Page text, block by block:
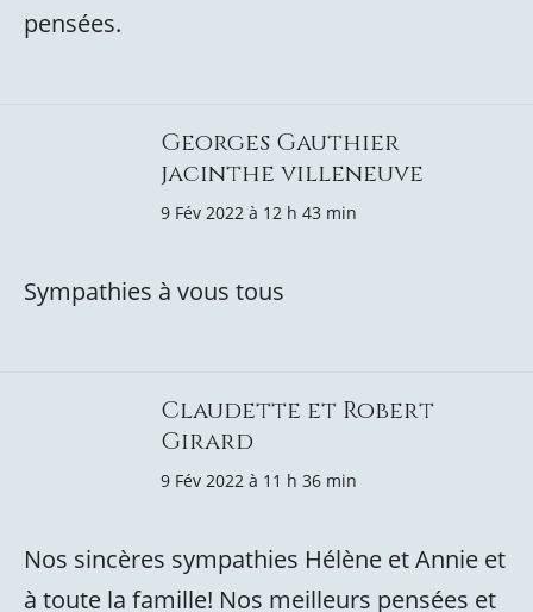
pensées.
Georges Gauthier
jacinthe villeneuve
9 Fév 2022 à 12 h 43 min
Sympathies à vous tous
Claudette et Robert
Girard
9 Fév 2022 à 11 h 36 min
Nos sincères sympathies Hélène et Annie et
à toute la famille! Nos meilleurs pensées et